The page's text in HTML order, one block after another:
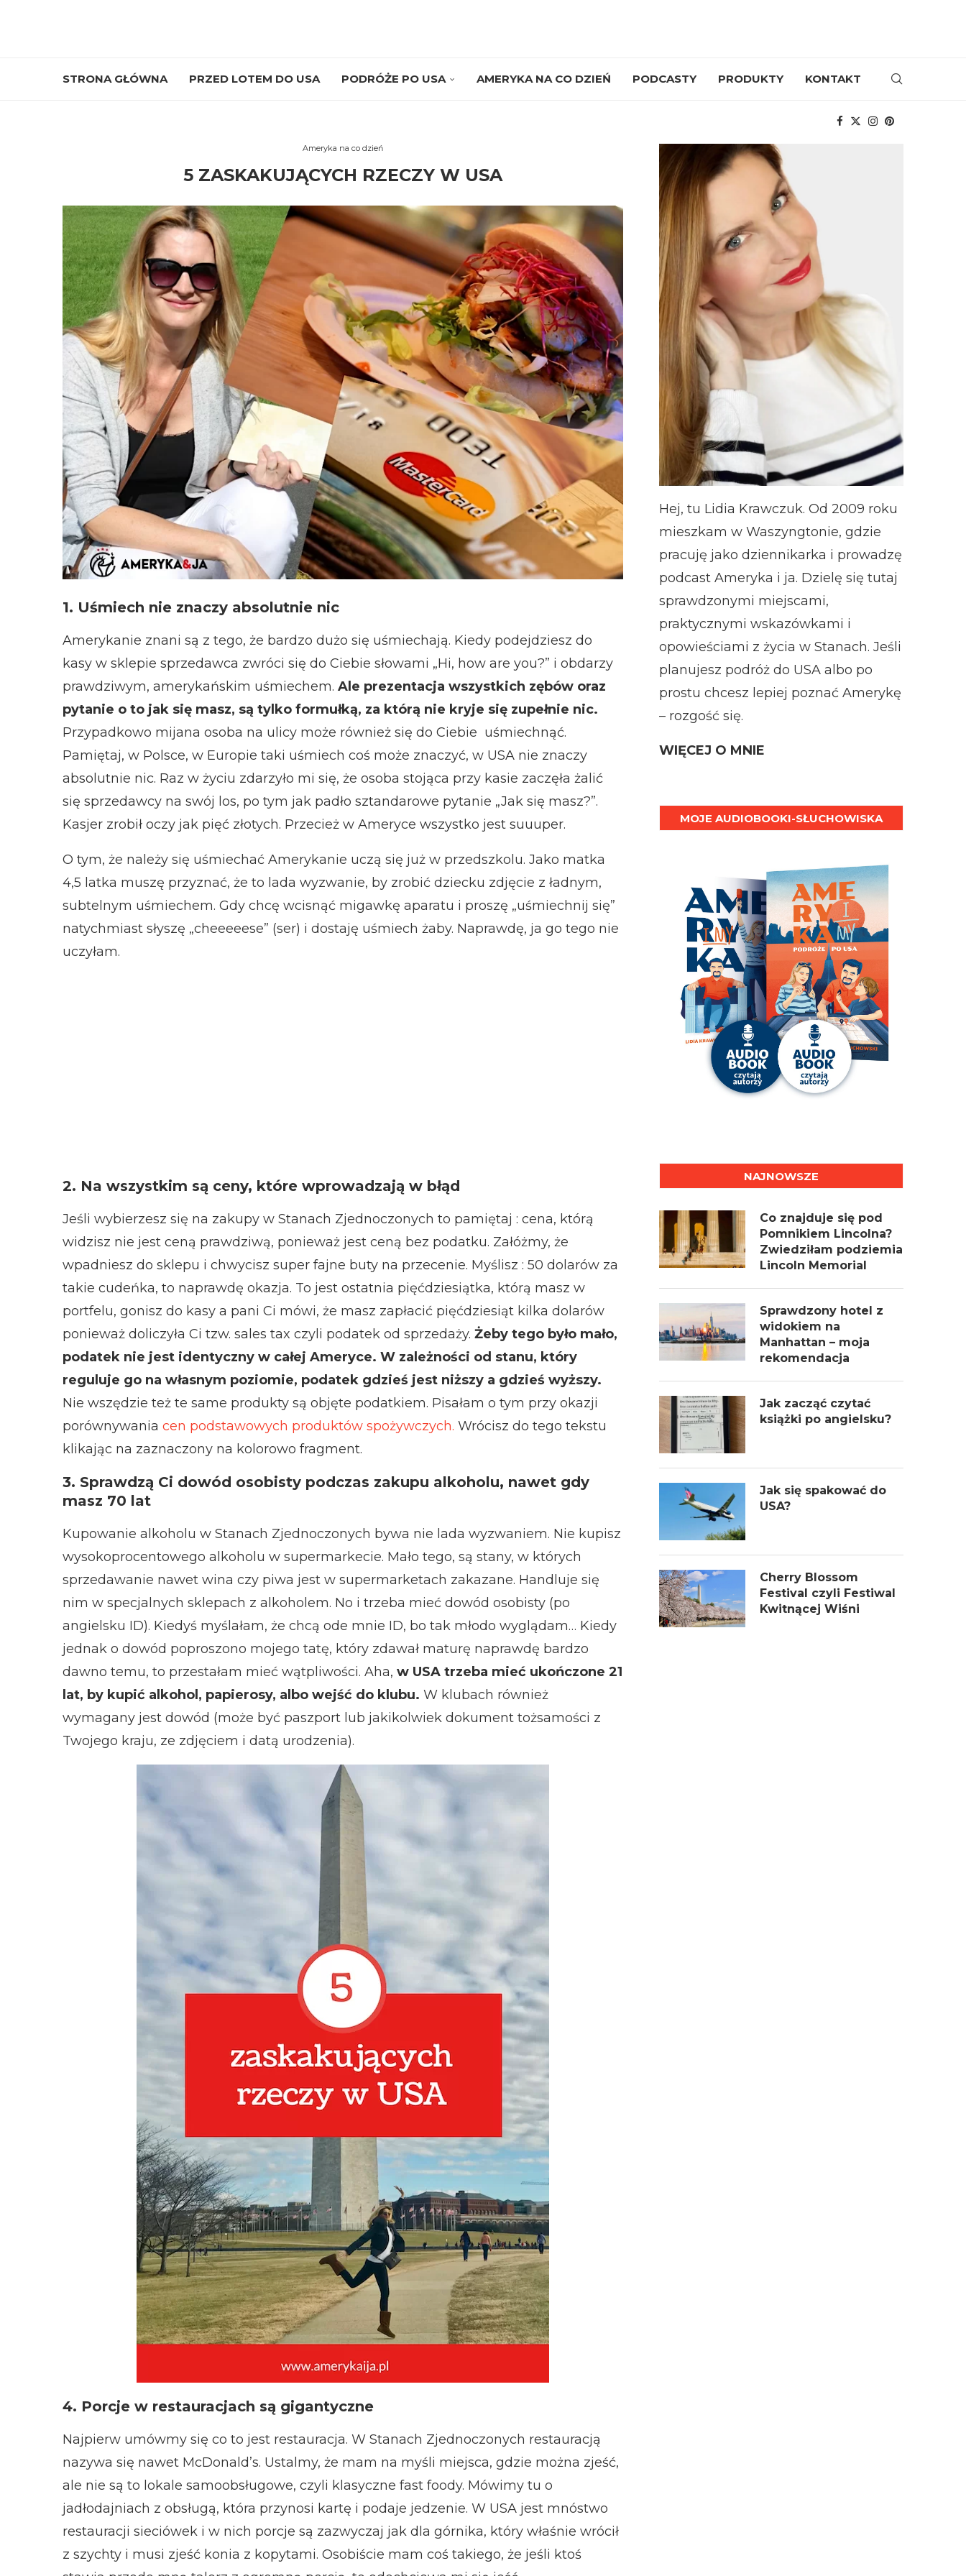
STRONA GŁÓWNA PRZED LOTEM DO USA PODRÓŻE PO USA AMERYKA NA CO DZIEŃ PODCASTY PRODUKTY KONTAKT
Ameryka na co dzień
5 ZASKAKUJĄCYCH RZECZY W USA
1. Uśmiech nie znaczy absolutnie nic
Amerykanie znani są z tego, że bardzo dużo się uśmiechają. Kiedy podejdziesz do
kasy w sklepie sprzedawca zwróci się do Ciebie słowami „Hi, how are you?” i obdarzy
prawdziwym, amerykańskim uśmiechem. Ale prezentacja wszystkich zębów oraz
pytanie o to jak się masz, są tylko formułką, za którą nie kryje się zupełnie nic.
Przypadkowo mijana osoba na ulicy może również się do Ciebie uśmiechnąć.
Pamiętaj, w Polsce, w Europie taki uśmiech coś może znaczyć, w USA nie znaczy
absolutnie nic. Raz w życiu zdarzyło mi się, że osoba stojąca przy kasie zaczęła żalić
się sprzedawcy na swój los, po tym jak padło sztandarowe pytanie „Jak się masz?”.
Kasjer zrobił oczy jak pięć złotych. Przecież w Ameryce wszystko jest suuuper.
O tym, że należy się uśmiechać Amerykanie uczą się już w przedszkolu. Jako matka
4,5 latka muszę przyznać, że to lada wyzwanie, by zrobić dziecku zdjęcie z ładnym,
subtelnym uśmiechem. Gdy chcę wcisnąć migawkę aparatu i proszę „uśmiechnij się”
natychmiast słyszę „cheeeeese” (ser) i dostaję uśmiech żaby. Naprawdę, ja go tego nie
uczyłam.
2. Na wszystkim są ceny, które wprowadzają w błąd
Jeśli wybierzesz się na zakupy w Stanach Zjednoczonych to pamiętaj : cena, którą
widzisz nie jest ceną prawdziwą, ponieważ jest ceną bez podatku. Załóżmy, że
wpadniesz do sklepu i chwycisz super fajne buty na przecenie. Myślisz : 50 dolarów za
takie cudeńka, to naprawdę okazja. To jest ostatnia pięćdziesiątka, którą masz w
portfelu, gonisz do kasy a pani Ci mówi, że masz zapłacić pięćdziesiąt kilka dolarów
ponieważ doliczyła Ci tzw. sales tax czyli podatek od sprzedaży. Żeby tego było mało,
podatek nie jest identyczny w całej Ameryce. W zależności od stanu, który
reguluje go na własnym poziomie, podatek gdzieś jest niższy a gdzieś wyższy.
Nie wszędzie też te same produkty są objęte podatkiem. Pisałam o tym przy okazji
porównywania cen podstawowych produktów spożywczych. Wrócisz do tego tekstu
klikając na zaznaczony na kolorowo fragment.
3. Sprawdzą Ci dowód osobisty podczas zakupu alkoholu, nawet gdy
masz 70 lat
Kupowanie alkoholu w Stanach Zjednoczonych bywa nie lada wyzwaniem. Nie kupisz
wysokoprocentowego alkoholu w supermarkecie. Mało tego, są stany, w których
sprzedawanie nawet wina czy piwa jest w supermarketach zakazane. Handluje się
nim w specjalnych sklepach z alkoholem. No i trzeba mieć dowód osobisty (po
angielsku ID). Kiedyś myślałam, że chcą ode mnie ID, bo tak młodo wyglądam… Kiedy
jednak o dowód poproszono mojego tatę, który zdawał maturę naprawdę bardzo
dawno temu, to przestałam mieć wątpliwości. Aha, w USA trzeba mieć ukończone 21
lat, by kupić alkohol, papierosy, albo wejść do klubu. W klubach również
wymagany jest dowód (może być paszport lub jakikolwiek dokument tożsamości z
Twojego kraju, ze zdjęciem i datą urodzenia).
4. Porcje w restauracjach są gigantyczne
Najpierw umówmy się co to jest restauracja. W Stanach Zjednoczonych restauracją
nazywa się nawet McDonald’s. Ustalmy, że mam na myśli miejsca, gdzie można zjeść,
ale nie są to lokale samoobsługowe, czyli klasyczne fast foody. Mówimy tu o
jadłodajniach z obsługą, która przynosi kartę i podaje jedzenie. W USA jest mnóstwo
restauracji sieciówek i w nich porcje są zazwyczaj jak dla górnika, który właśnie wrócił
z szychty i musi zjeść konia z kopytami. Osobiście mam coś takiego, że jeśli ktoś
Hej, tu Lidia Krawczuk. Od 2009 roku
mieszkam w Waszyngtonie, gdzie
pracuję jako dziennikarka i prowadzę
podcast Ameryka i ja. Dzielę się tutaj
sprawdzonymi miejscami,
praktycznymi wskazówkami i
opowieściami z życia w Stanach. Jeśli
planujesz podróż do USA albo po
prostu chcesz lepiej poznać Amerykę
– rozgość się.
WIĘCEJ O MNIE
MOJE AUDIOBOOKI-SŁUCHOWISKA
NAJNOWSZE
Co znajduje się pod
Pomnikiem Lincolna?
Zwiedziłam podziemia
Lincoln Memorial
Sprawdzony hotel z
widokiem na
Manhattan – moja
rekomendacja
Jak zacząć czytać
książki po angielsku?
Jak się spakować do
USA?
Cherry Blossom
Festival czyli Festiwal
Kwitnącej Wiśni